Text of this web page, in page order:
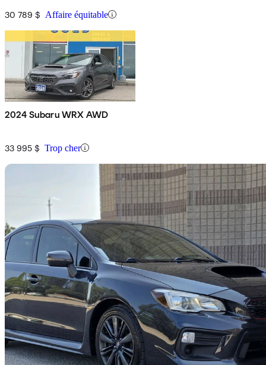
30 789 $ Affaire équitable
2024 Subaru WRX AWD
33 995 $ Trop cher
2018 Subaru WRX